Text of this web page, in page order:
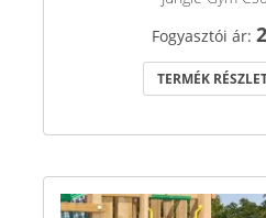
Fogyasztói ár:
TERMÉK